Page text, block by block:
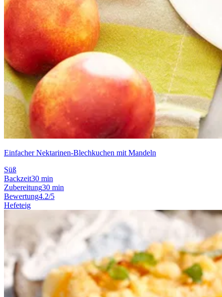
Einfacher Nektarinen-Blechkuchen mit Mandeln
Süß
Backzeit30 min
Zubereitung30 min
Bewertung4.2/5
Hefeteig